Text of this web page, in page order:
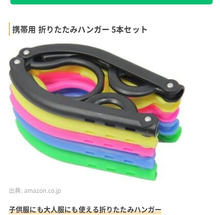
携帯用 折りたたみハンガー 5本セット
出典: amazon.co.jp
子供服にも大人服にも使える折りたたみハンガー